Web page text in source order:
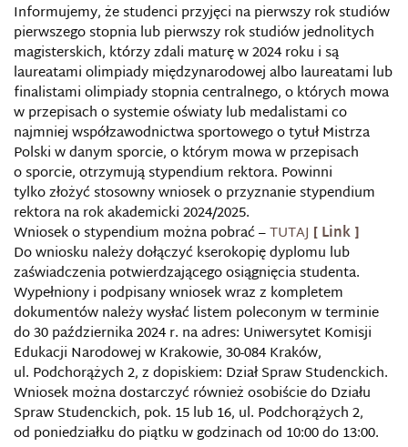
Informujemy, że studenci przyjęci na pierwszy rok studiów
pierwszego stopnia lub pierwszy rok studiów jednolitych
magisterskich, którzy zdali maturę w 2024 roku i są
laureatami olimpiady międzynarodowej albo laureatami lub
finalistami olimpiady stopnia centralnego, o których mowa
w przepisach o systemie oświaty lub medalistami co
najmniej współzawodnictwa sportowego o tytuł Mistrza
Polski w danym sporcie, o którym mowa w przepisach
o sporcie, otrzymują stypendium rektora. Powinni
tylko złożyć stosowny wniosek o przyznanie stypendium
rektora na rok akademicki 2024/2025.
Wniosek o stypendium można pobrać –TUTAJ
Do wniosku należy dołączyć kserokopię dyplomu lub
zaświadczenia potwierdzającego osiągnięcia studenta.
Wypełniony i podpisany wniosek wraz z kompletem
dokumentów należy wysłać listem poleconym w terminie
do 30 października 2024 r. na adres: Uniwersytet Komisji
Edukacji Narodowej w Krakowie, 30-084 Kraków,
ul. Podchorążych 2, z dopiskiem: Dział Spraw Studenckich.
Wniosek można dostarczyć również osobiście do Działu
Spraw Studenckich, pok. 15 lub 16, ul. Podchorążych 2,
od poniedziałku do piątku w godzinach od 10:00 do 13:00.